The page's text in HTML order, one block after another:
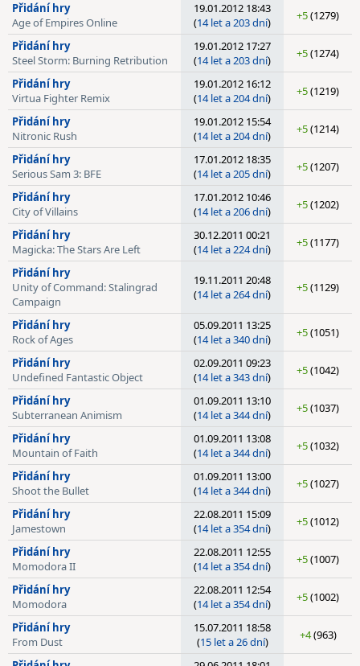
Přidání hry
Age of Empires Online
19.01.2012 18:43
(14 let a 203 dní) +5(1279)
Přidání hry
Steel Storm: Burning Retribution
19.01.2012 17:27
(14 let a 203 dní) +5(1274)
Přidání hry
Virtua Fighter Remix
19.01.2012 16:12
(14 let a 204 dní) +5(1219)
Přidání hry
Nitronic Rush
19.01.2012 15:54
(14 let a 204 dní) +5(1214)
Přidání hry
Serious Sam 3: BFE
17.01.2012 18:35
(14 let a 205 dní) +5(1207)
Přidání hry
City of Villains
17.01.2012 10:46
(14 let a 206 dní) +5(1202)
Přidání hry
Magicka: The Stars Are Left
30.12.2011 00:21
(14 let a 224 dní) +5(1177)
Přidání hry
Unity of Command: Stalingrad
Campaign
19.11.2011 20:48
(14 let a 264 dní) +5(1129)
Přidání hry
Rock of Ages
05.09.2011 13:25
(14 let a 340 dní) +5(1051)
Přidání hry
Undefined Fantastic Object
02.09.2011 09:23
(14 let a 343 dní) +5(1042)
Přidání hry
Subterranean Animism
01.09.2011 13:10
(14 let a 344 dní) +5(1037)
Přidání hry
Mountain of Faith
01.09.2011 13:08
(14 let a 344 dní) +5(1032)
Přidání hry
Shoot the Bullet
01.09.2011 13:00
(14 let a 344 dní) +5(1027)
Přidání hry
Jamestown
22.08.2011 15:09
(14 let a 354 dní) +5(1012)
Přidání hry
Momodora II
22.08.2011 12:55
(14 let a 354 dní) +5(1007)
Přidání hry
Momodora
22.08.2011 12:54
(14 let a 354 dní) +5(1002)
Přidání hry
From Dust
15.07.2011 18:58
(15 let a 26 dní) +4(963)